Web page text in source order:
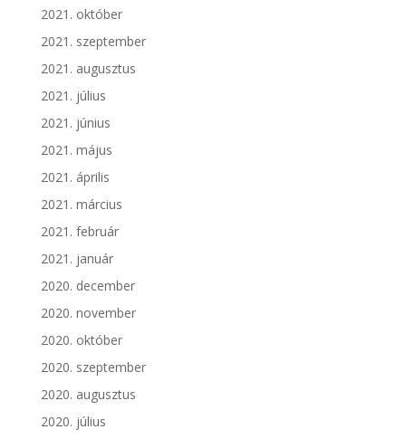
2021. október
2021. szeptember
2021. augusztus
2021. július
2021. június
2021. május
2021. április
2021. március
2021. február
2021. január
2020. december
2020. november
2020. október
2020. szeptember
2020. augusztus
2020. július